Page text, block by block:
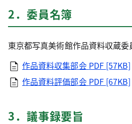
2．委員名簿
東京都写真美術館作品資料収蔵
作品資料収集部会 PDF [57KB]
作品資料評価部会 PDF [67KB]
3．議事録要旨